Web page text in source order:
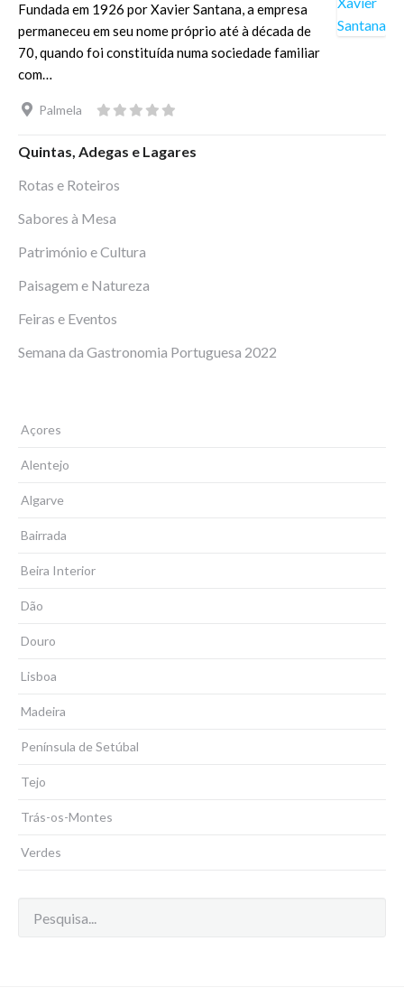
Fundada em 1926 por Xavier Santana, a empresa
permaneceu em seu nome próprio até à década de
70, quando foi constituída numa sociedade familiar
com…
Palmela
Quintas, Adegas e Lagares
Rotas e Roteiros
Sabores à Mesa
Património e Cultura
Paisagem e Natureza
Feiras e Eventos
Semana da Gastronomia Portuguesa 2022
Açores
Alentejo
Algarve
Bairrada
Beira Interior
Dão
Douro
Lisboa
Madeira
Península de Setúbal
Tejo
Trás-os-Montes
Verdes